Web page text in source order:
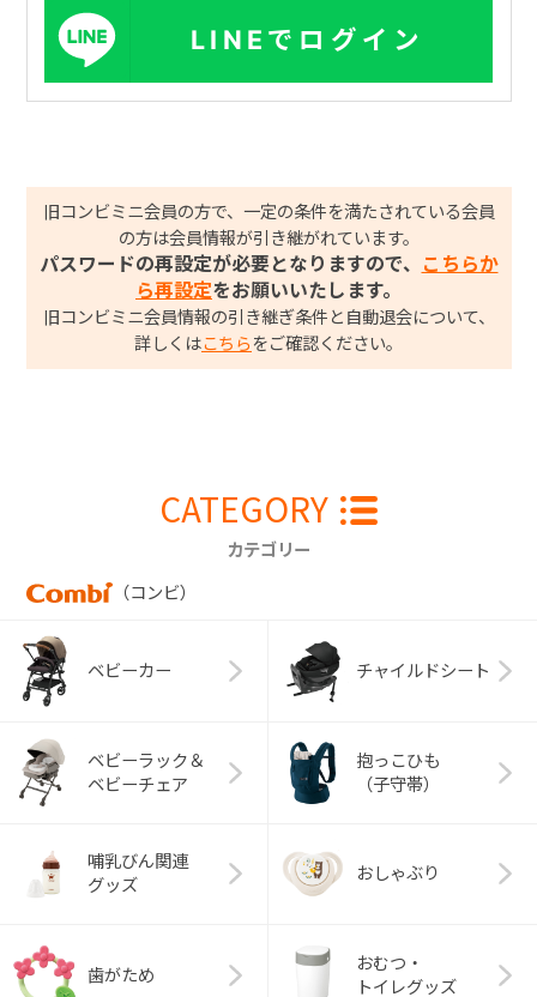
LINEでログイン
旧コンビミニ会員の方で、一定の条件を満たされている会員
の方は会員情報が引き継がれています。
パスワードの再設定が必要となりますので、
こちらか
ら再設定をお願いいたします。
旧コンビミニ会員情報の引き継ぎ条件と自動退会について、
詳しくはこちら をご確認ください。
CATEGORY
カテゴリー
（コンビ）
ベビーカー チャイルドシート
ベビーラック＆
ベビーチェア
抱っこひも
（子守帯）
哺乳びん関連
グッズ
おしゃぶり
歯がため
おむつ・
トイレグッズ